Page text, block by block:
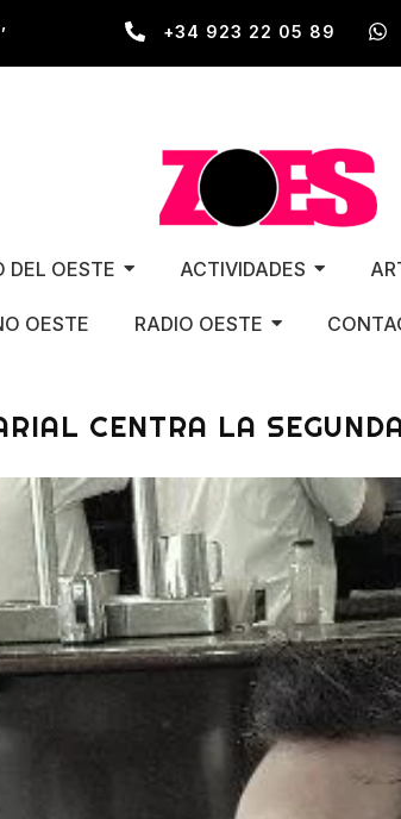
+34 923 22 05 89
DEL OESTE ACTIVIDADES
OESTE RADIO OESTE
CENTRA LA